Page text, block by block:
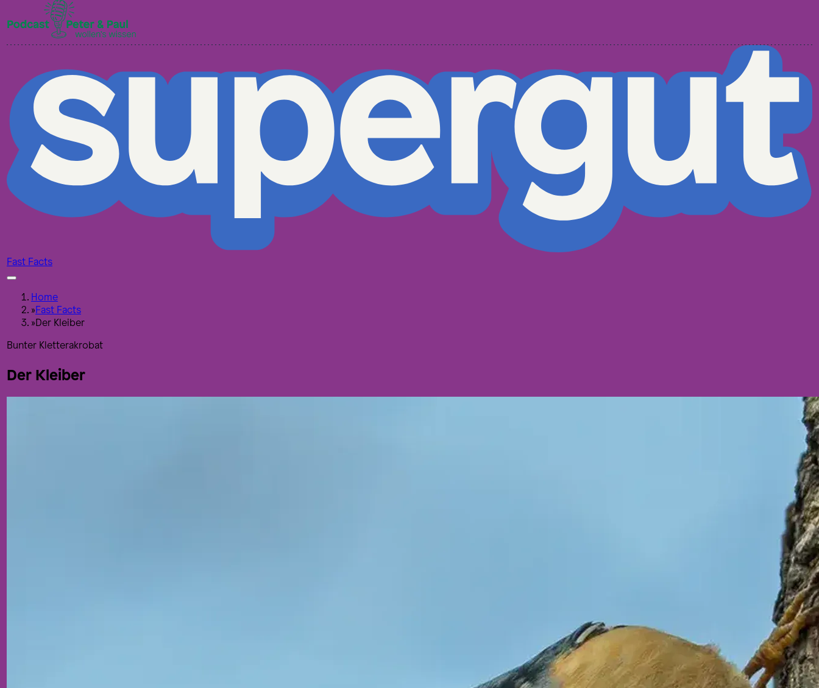
Fast Facts
Home
»Fast Facts
»Der Kleiber
Bunter Kletterakrobat
Der Kleiber